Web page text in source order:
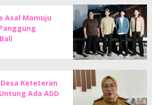
Asal Mamuju
Keteteran
Ada ADD